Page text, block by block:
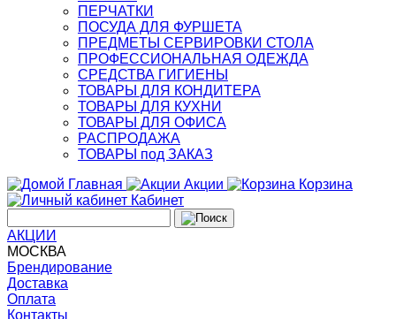
ПЕРЧАТКИ
ПОСУДА ДЛЯ ФУРШЕТА
ПРЕДМЕТЫ СЕРВИРОВКИ СТОЛА
ПРОФЕССИОНАЛЬНАЯ ОДЕЖДА
СРЕДСТВА ГИГИЕНЫ
ТОВАРЫ ДЛЯ КОНДИТЕРА
ТОВАРЫ ДЛЯ КУХНИ
ТОВАРЫ ДЛЯ ОФИСА
РАСПРОДАЖА
ТОВАРЫ под ЗАКАЗ
Главная
Акции
Корзина
Кабинет
АКЦИИ
МОСКВА
Брендирование
Доставка
Оплата
Контакты